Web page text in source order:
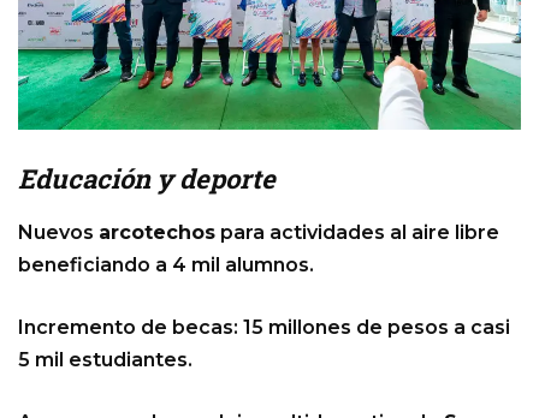
Educación y deporte
Nuevos arcotechos para actividades al aire libre
beneficiando a 4 mil alumnos.
Incremento de becas: 15 millones de pesos a casi
5 mil estudiantes.